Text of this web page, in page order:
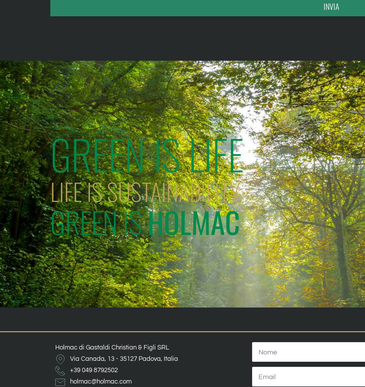
INVIA
GREEN IS LIFE
LIFE IS SUSTAINABILITY
GREEN ISHOLMAC
Holmac di Gastaldi Christian & Figli SRL
Via Canada, 13 - 35127 Padova, Italia
+39 049 8792502
holmac@holmac.com